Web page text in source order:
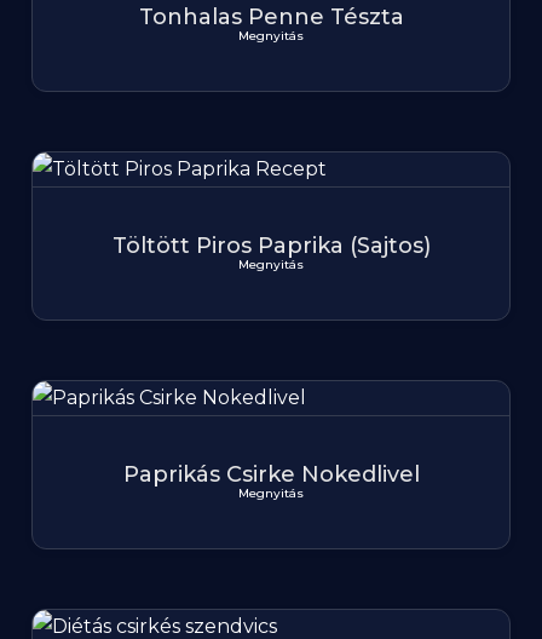
Tonhalas Penne Tészta
Megnyitás
Töltött Piros Paprika (Sajtos)
Megnyitás
Paprikás Csirke Nokedlivel
Megnyitás